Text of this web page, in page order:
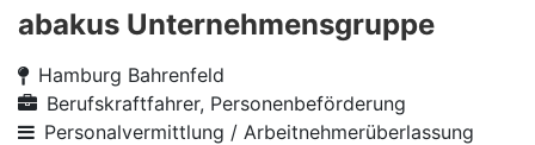
abakus Unternehmensgruppe
Hamburg Bahrenfeld
Berufskraftfahrer, Personenbeförderung
Personalvermittlung / Arbeitnehmerüberlassung